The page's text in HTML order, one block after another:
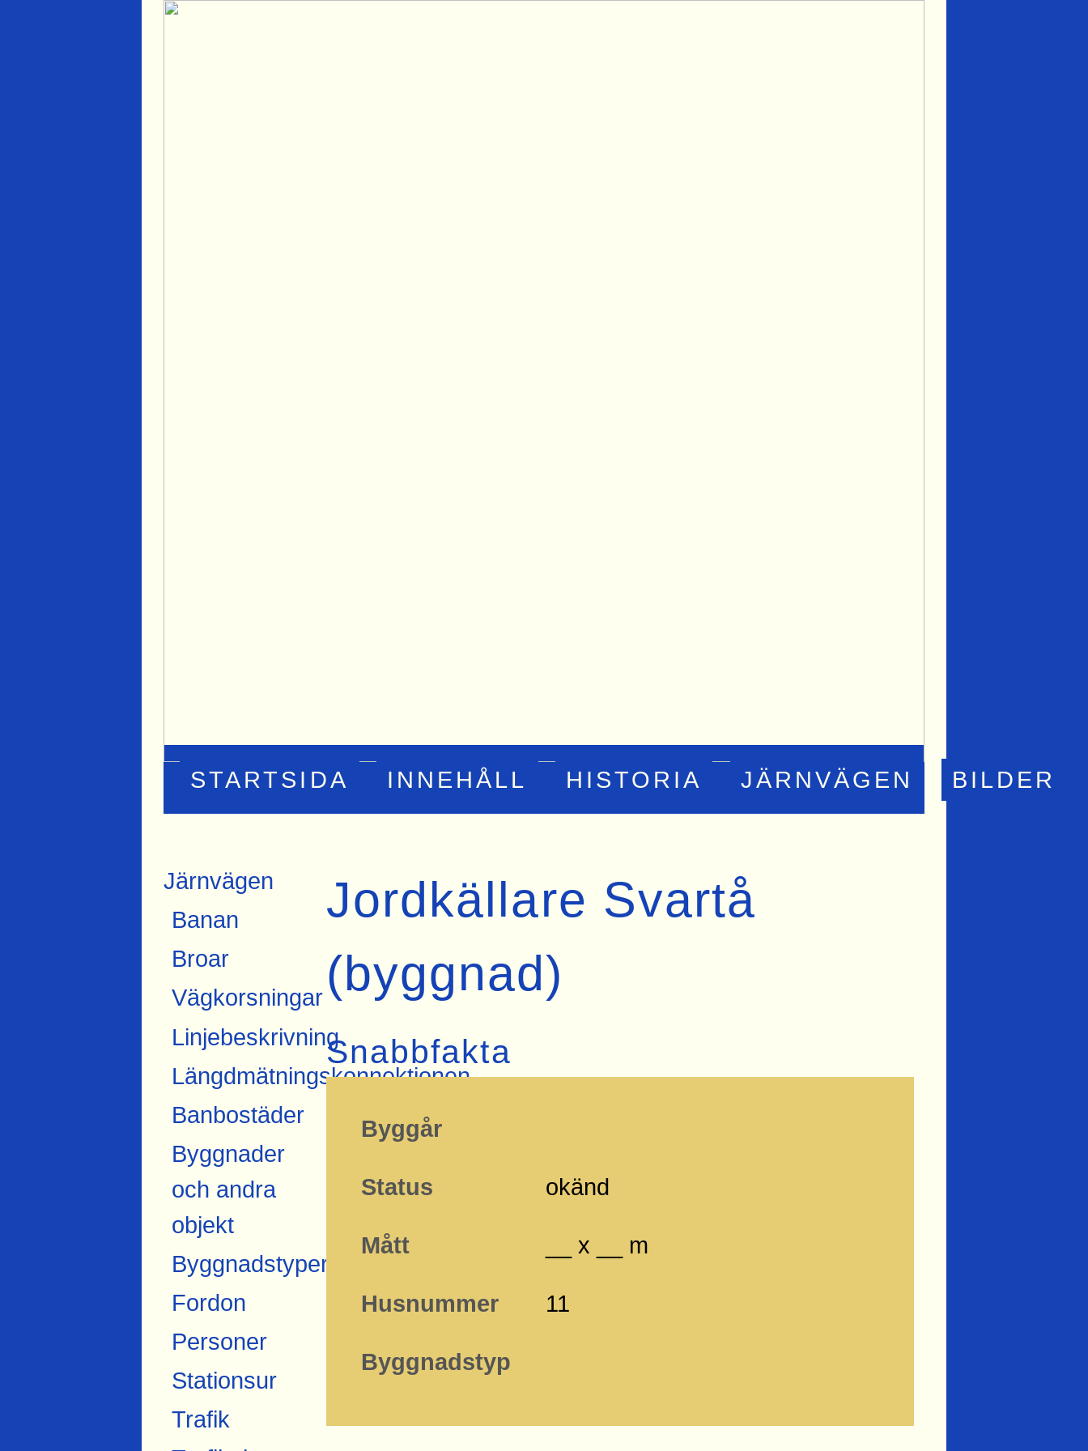
STARTSIDA INNEHÅLL HISTORIA JÄRNVÄGEN BILDER
Järnvägen
Banan
Broar
Vägkorsningar
Linjebeskrivning
Längdmätningskonnektionen
Banbostäder
Byggnader
och andra
objekt
Byggnadstyper
Fordon
Personer
Stationsur
Trafik
Jordkällare Svartå
(byggnad)
Snabbfakta
Byggår
Status okänd
Mått __ x __ m
Husnummer 11
Byggnadstyp